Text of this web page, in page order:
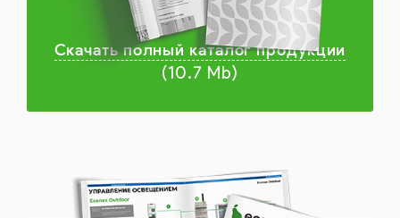
Скачать полный каталог продукции
(10.7 Mb)